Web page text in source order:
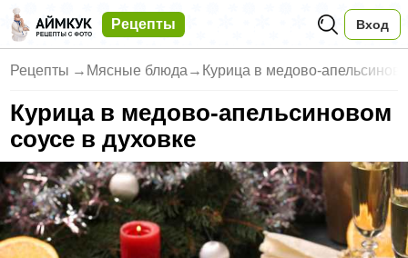
Рецепты Вход
Рецепты → Мясные блюда → Курица в медово-
Курица в медово-апельсиновом
соусе в духовке